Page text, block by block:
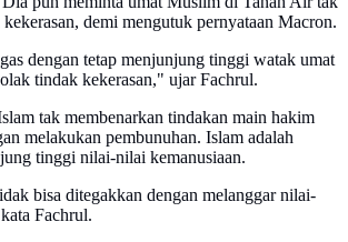
demi mengutuk pernyataan Macron.
dengan tetap menjunjung tinggi watak umat
tindak kekerasan," ujar Fachrul.
tak membenarkan tindakan main hakim
melakukan pembunuhan. Islam adalah
tinggi nilai-nilai kemanusiaan.
bisa ditegakkan dengan melanggar nilai-
Fachrul.